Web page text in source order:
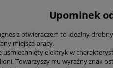
Upominek
z otwieraczem to idealny
miejsca pracy.
uśmiechnięty elektryk w
Towarzyszy mu wyraźny znak